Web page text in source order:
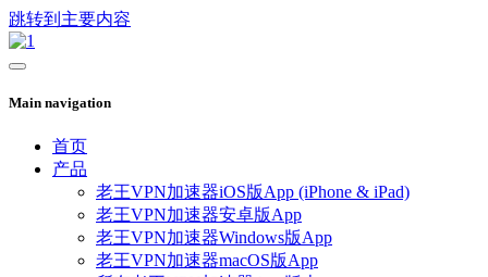
跳转到主要内容
Main navigation
首页
产品
老王VPN加速器iOS版App (iPhone & iPad)
老王VPN加速器安卓版App
老王VPN加速器Windows版App
老王VPN加速器macOS版App